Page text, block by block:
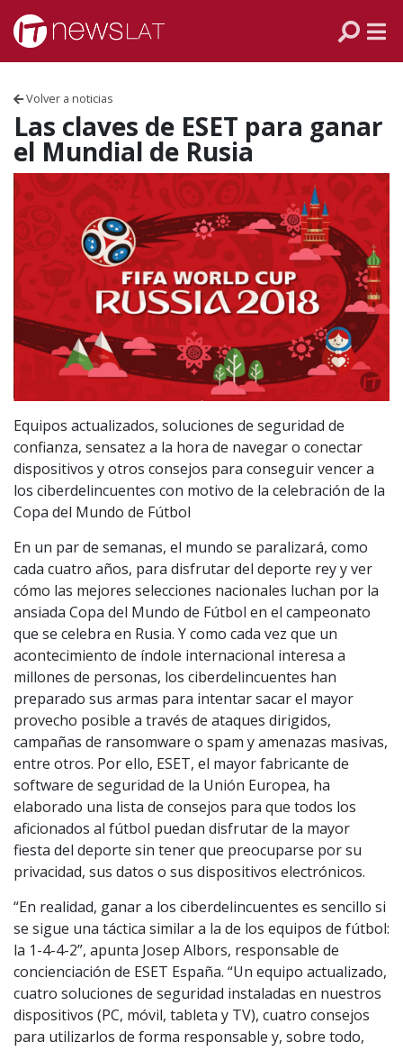
Skip to content
Volver a noticias
Las claves de ESET para ganar
el Mundial de Rusia
Equipos actualizados, soluciones de seguridad de
confianza, sensatez a la hora de navegar o conectar
dispositivos y otros consejos para conseguir vencer a
los ciberdelincuentes con motivo de la celebración de la
Copa del Mundo de Fútbol
En un par de semanas, el mundo se paralizará, como
cada cuatro años, para disfrutar del deporte rey y ver
cómo las mejores selecciones nacionales luchan por la
ansiada Copa del Mundo de Fútbol en el campeonato
que se celebra en Rusia. Y como cada vez que un
acontecimiento de índole internacional interesa a
millones de personas, los ciberdelincuentes han
preparado sus armas para intentar sacar el mayor
provecho posible a través de ataques dirigidos,
campañas de ransomware o spam y amenazas masivas,
entre otros. Por ello, ESET, el mayor fabricante de
software de seguridad de la Unión Europea, ha
elaborado una lista de consejos para que todos los
aficionados al fútbol puedan disfrutar de la mayor
fiesta del deporte sin tener que preocuparse por su
privacidad, sus datos o sus dispositivos electrónicos.
“En realidad, ganar a los ciberdelincuentes es sencillo si
se sigue una táctica similar a la de los equipos de fútbol:
la 1-4-4-2”, apunta Josep Albors, responsable de
concienciación de ESET España. “Un equipo actualizado,
cuatro soluciones de seguridad instaladas en nuestros
dispositivos (PC, móvil, tableta y TV), cuatro consejos
para utilizarlos de forma responsable y, sobre todo,
VENEZUELA
ECUADOR
PERÚ
CHILE
ARGENTINA
MÉXICO